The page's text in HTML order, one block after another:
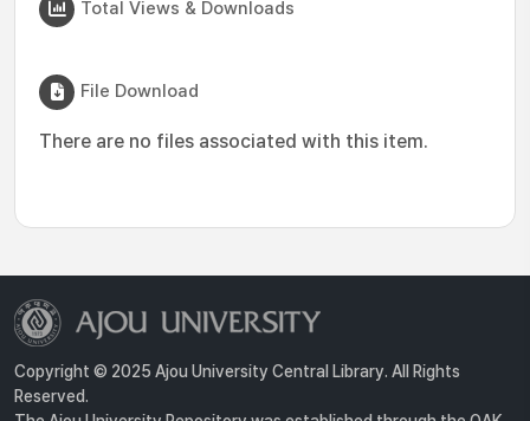
Total Views & Downloads
File Download
There are no files associated with this item.
Copyright © 2025 Ajou University Central Library. All Rights
Reserved.